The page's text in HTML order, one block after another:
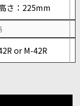
さ：225mm
or M-42R